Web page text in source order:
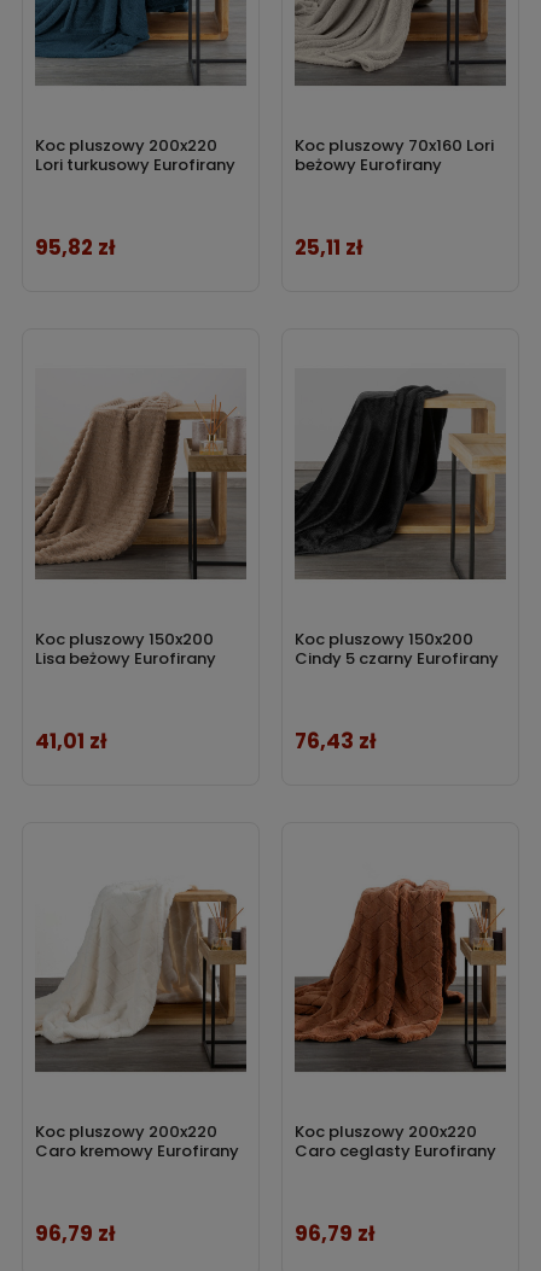
Koc pluszowy 200x220
Lori turkusowy Eurofirany
Cena
95,82 zł
Koc pluszowy 70x160 Lori
beżowy Eurofirany
Cena
25,11 zł
Koc pluszowy 150x200
Lisa beżowy Eurofirany
Cena
41,01 zł
Koc pluszowy 150x200
Cindy 5 czarny Eurofirany
Cena
76,43 zł
Koc pluszowy 200x220
Caro kremowy Eurofirany
Cena
96,79 zł
Koc pluszowy 200x220
Caro ceglasty Eurofirany
Cena
96,79 zł